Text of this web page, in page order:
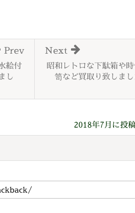
昭和レトロな下駄箱や
笥など買取り致しまし
Next
絵付
し
Prev
2018年7月に投